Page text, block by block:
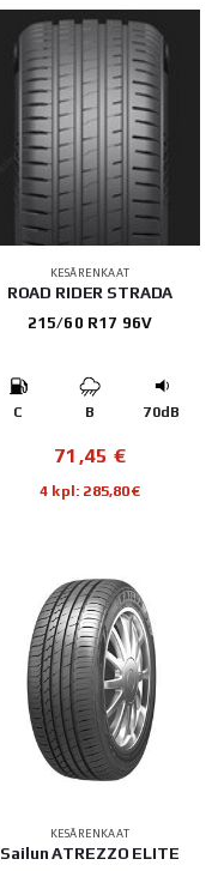
KESÄRENKAAT
ROAD RIDER STRADA
215/60 R17 96V
C B 70dB
71,45 €
4 kpl: 285,80€
KESÄRENKAAT
Sailun ATREZZO ELITE